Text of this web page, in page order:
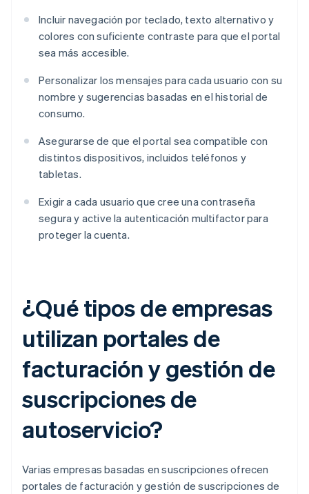
Incluir navegación por teclado, texto alternativo y
colores con suficiente contraste para que el portal
sea más accesible.
Personalizar los mensajes para cada usuario con su
nombre y sugerencias basadas en el historial de
consumo.
Asegurarse de que el portal sea compatible con
distintos dispositivos, incluidos teléfonos y
tabletas.
Exigir a cada usuario que cree una contraseña
segura y active la autenticación multifactor para
proteger la cuenta.
¿Qué tipos de empresas
utilizan portales de
facturación y gestión de
suscripciones de
autoservicio?
Varias empresas basadas en suscripciones ofrecen
portales de facturación y gestión de suscripciones de